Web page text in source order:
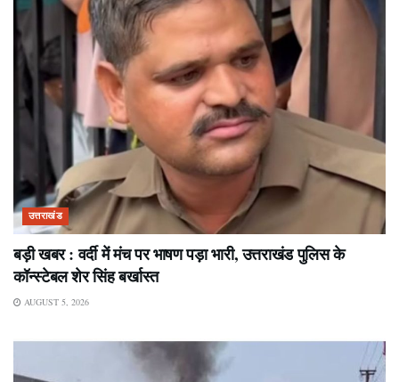
उत्तराखंड
बड़ी खबर : वर्दी में मंच पर भाषण पड़ा भारी, उत्तराखंड पुलिस के
कॉन्स्टेबल शेर सिंह बर्खास्त
AUGUST 5, 2026